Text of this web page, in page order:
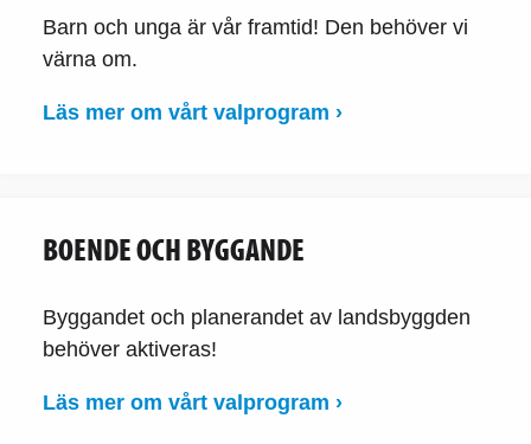
Barn och unga är vår framtid! Den behöver vi
värna om.
Läs mer om vårt valprogram ›
BOENDE OCH BYGGANDE
Byggandet och planerandet av landsbyggden
behöver aktiveras!
Läs mer om vårt valprogram ›